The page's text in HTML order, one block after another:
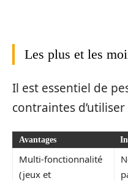
Les plus et les
Il est essentiel de
contraintes
Avantages
Multi-fonctionnalité
(jeux et